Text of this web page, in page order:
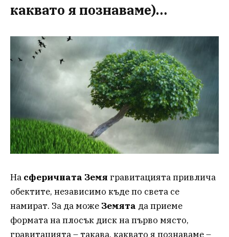
каквато я познаваме)…
На сферичната Земя гравитацията привлича
обектите, независимо къде по света се
намират. За да може Земята да приеме
формата на плосък диск на първо място,
гравитацията – такава, каквато я познаваме –